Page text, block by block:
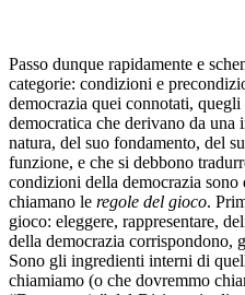
Passo dunque rapidamente e
categorie: condizioni e
democrazia quei connotati,
democratica che derivano da una
natura, del suo fondamento, del
funzione, e che si debbono
condizioni della democrazia sono
chiamano le regole del gioco.
gioco: eleggere, rappresentare,
della democrazia corrispondono,
Sono gli ingredienti interni di
chiamiamo (o che dovremmo